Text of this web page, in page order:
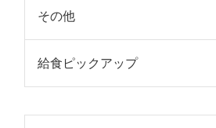
その他
給食ピックアップ